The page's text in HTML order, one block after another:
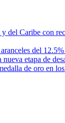
del Caribe con
del
etapa de
de oro en